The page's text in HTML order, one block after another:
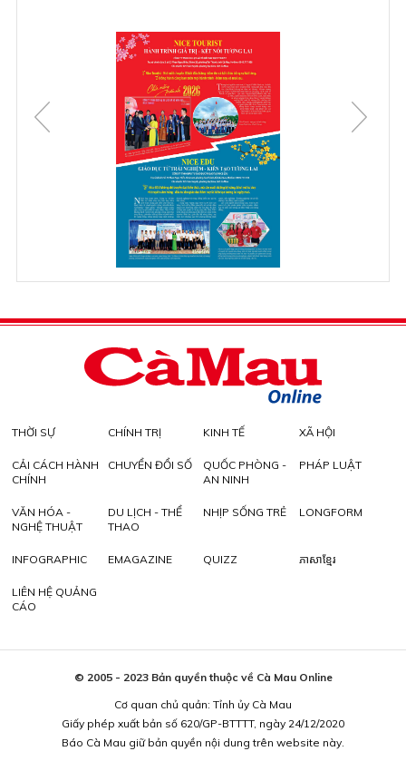
THỜI SỰ CHÍNH TRỊ KINH TẾ XÃ HỘI
CẢI CÁCH HÀNH
CHÍNH
CHUYỂN ĐỔI SỐ
QUỐC PHÒNG -
AN NINH
PHÁP LUẬT
VĂN HÓA -
NGHỆ THUẬT
DU LỊCH - THỂ
THAO
NHỊP SỐNG TRẺ LONGFORM
INFOGRAPHIC EMAGAZINE QUIZZ ភាសាខ្មែរ
LIÊN HỆ QUẢNG
CÁO
© 2005 - 2023 Bản quyền thuộc về Cà Mau Online
Cơ quan chủ quản: Tỉnh ủy Cà Mau
Giấy phép xuất bản số 620/GP-BTTTT, ngày 24/12/2020
Báo Cà Mau giữ bản quyền nội dung trên website này.